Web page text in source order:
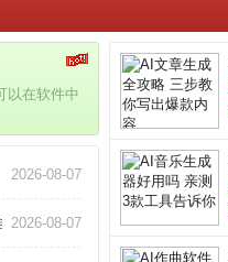
以在软件中
2026-08-07
荐_
2026-08-07